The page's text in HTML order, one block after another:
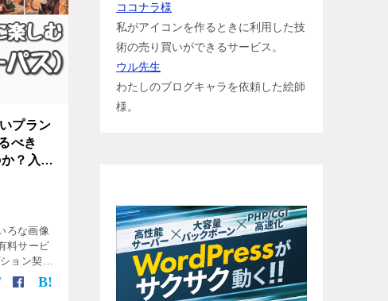
プラン
べき
？入っ
ろな画像
料サービ
ョン契約
いう絵を
ービスし
ココナラ様
私がアイコンを作るときに利用した技
術の売り買いができるサービス。
ウル先生
わたしのブログキャラを依頼した絵師
様。